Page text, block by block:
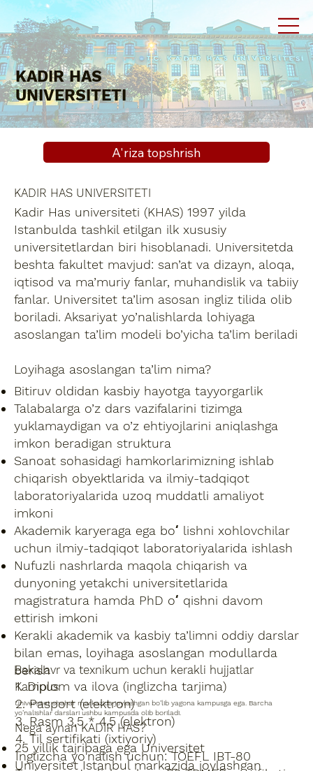
KADIR HAS
UNIVERSITETI
KADIR HAS UNIVERSITETI
Kadir Has universiteti (KHAS) 1997 yilda
Istanbulda tashkil etilgan ilk xususiy
universitetlardan biri hisoblanadi. Universitetda
beshta fakultet mavjud: san’at va dizayn, aloqa,
iqtisod va ma’muriy fanlar, muhandislik va tabiiy
fanlar. Universitet ta’lim asosan ingliz tilida olib
boriladi. Aksariyat yo’nalishlarda lohiyaga
asoslangan ta’lim modeli bo’yicha ta’lim beriladi
Loyihaga asoslangan ta’lim nima?
Bitiruv oldidan kasbiy hayotga tayyorgarlik
Talabalarga o’z dars vazifalarini tizimga
yuklamaydigan va o’z ehtiyojlarini aniqlashga
imkon beradigan struktura
Sanoat sohasidagi hamkorlarimizning ishlab
chiqarish obyektlarida va ilmiy-tadqiqot
laboratoriyalarida uzoq muddatli amaliyot
imkoni
Akademik karyeraga ega boʻlishni xohlovchilar
uchun ilmiy-tadqiqot laboratoriyalarida ishlash
Nufuzli nashrlarda maqola chiqarish va
dunyoning yetakchi universitetlarida
magistratura hamda PhD oʻqishni davom
ettirish imkoni
Kerakli akademik va kasbiy ta’limni oddiy darslar
bilan emas, loyihaga asoslangan modullarda
berish
Kampus
Universitet shahar markazida joylashgan bo’lib yagona kampusga ega. Barcha
yo’nalishlar darslari ushbu kampusda olib boriladi.
Nega aynan KADIR HAS?
25 yillik tajribaga ega Universitet
Universitet Istanbul markazida joylashgan
A'riza topshrish
Bakalavr va texnikum uchun kerakli hujjatlar
1. Diplom va ilova (inglizcha tarjima)
2. Pasport (elektron)
3. Rasm 3,5 * 4.5 (elektron)
4. Til sertifikati (ixtiyoriy)
Inglizcha yo'nalish uchun: TOEFL IBT-80